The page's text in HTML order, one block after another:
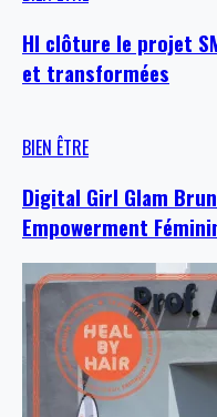
HI clôture le projet
et transformées
BIEN ÊTRE
Digital Girl Glam
Empowerment